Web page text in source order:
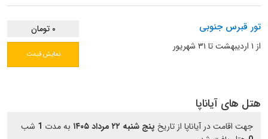
تور قبرس جنوبی
از ۱ اردیبهشت تا ۳۱ شهریور
۰ تومان
نمایش قیمت
هتل های آیاناپا
جهت اقامت در آیاناپا از تاریخ پنج شنبه ۲۲ مرداد ۱۴۰۵ به مدت 1 شب